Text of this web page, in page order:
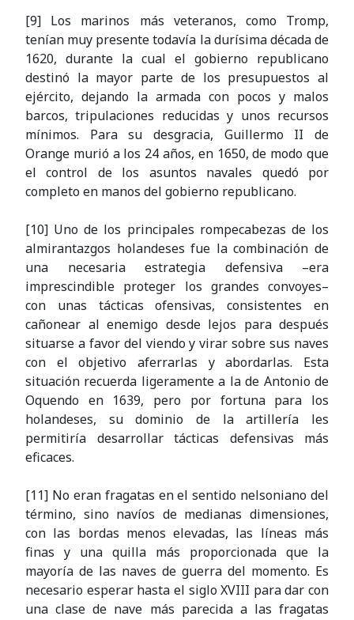
[9] Los marinos más veteranos, como Tromp,
tenían muy presente todavía la durísima década de
1620, durante la cual el gobierno republicano
destinó la mayor parte de los presupuestos al
ejército, dejando la armada con pocos y malos
barcos, tripulaciones reducidas y unos recursos
mínimos. Para su desgracia, Guillermo II de
Orange murió a los 24 años, en 1650, de modo que
el control de los asuntos navales quedó por
completo en manos del gobierno republicano.
[10] Uno de los principales rompecabezas de los
almirantazgos holandeses fue la combinación de
una necesaria estrategia defensiva –era
imprescindible proteger los grandes convoyes–
con unas tácticas ofensivas, consistentes en
cañonear al enemigo desde lejos para después
situarse a favor del viendo y virar sobre sus naves
con el objetivo aferrarlas y abordarlas. Esta
situación recuerda ligeramente a la de Antonio de
Oquendo en 1639, pero por fortuna para los
holandeses, su dominio de la artillería les
permitiría desarrollar tácticas defensivas más
eficaces.
[11] No eran fragatas en el sentido nelsoniano del
término, sino navíos de medianas dimensiones,
con las bordas menos elevadas, las líneas más
finas y una quilla más proporcionada que la
mayoría de las naves de guerra del momento. Es
necesario esperar hasta el siglo XVIII para dar con
una clase de nave más parecida a las fragatas